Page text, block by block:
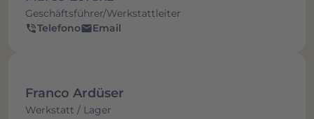
Geschäftsführer/Werkstattleiter
phone_in_talkTelefonoemailEmail
Franco Ardüser
Werkstatt / Lager